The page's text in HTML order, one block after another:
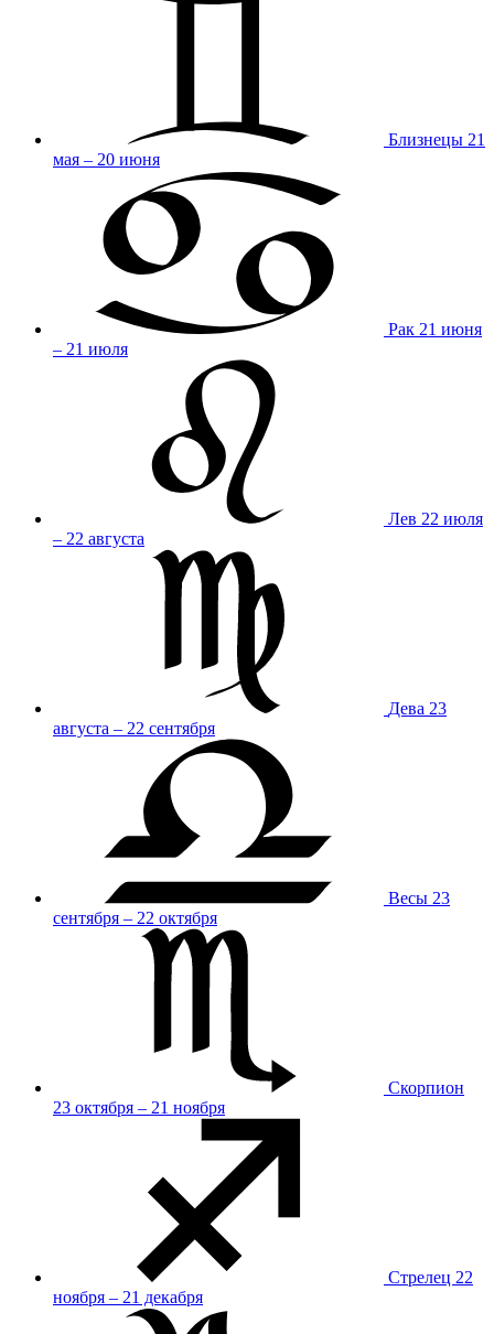
Близнецы 21
мая – 20 июня
Рак 21 июня
– 21 июля
Лев 22 июля
– 22 августа
Дева 23
августа – 22 сентября
Весы 23
сентября – 22 октября
Скорпион
23 октября – 21 ноября
Стрелец 22
ноября – 21 декабря